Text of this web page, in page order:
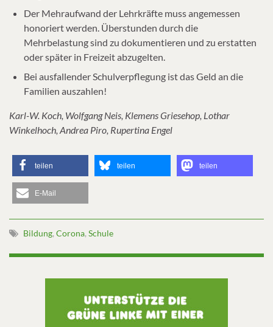
Der Mehraufwand der Lehrkräfte muss angemessen
honoriert werden. Überstunden durch die
Mehrbelastung sind zu dokumentieren und zu erstatten
oder später in Freizeit abzugelten.
Bei ausfallender Schulverpflegung ist das Geld an die
Familien auszahlen!
Karl-W. Koch, Wolfgang Neis, Klemens Griesehop, Lothar
Winkelhoch, Andrea Piro, Rupertina Engel
teilen teilen teilen
E-Mail
Bildung, Corona, Schule